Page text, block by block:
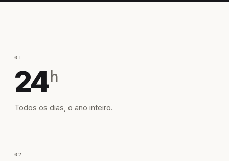
01
24 h
Todos os dias, o ano inteiro.
02